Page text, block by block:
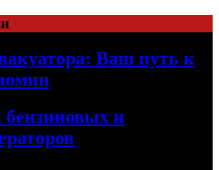
Ваш путь к
и